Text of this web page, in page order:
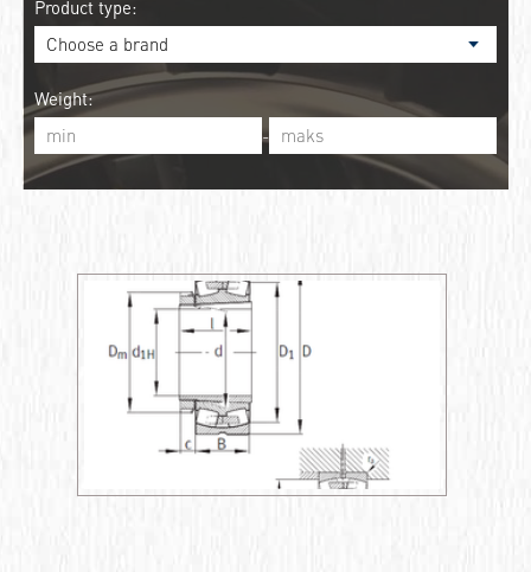
Product type:
Weight:
-